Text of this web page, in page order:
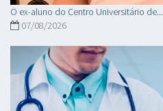
O ex-aluno do Centro Universitário de...
07/08/2026